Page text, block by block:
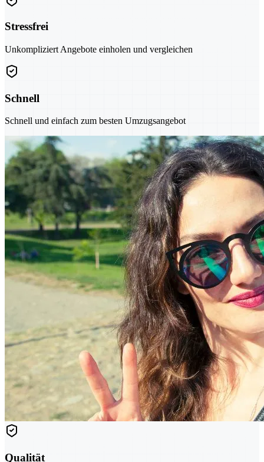
Stressfrei
Unkompliziert Angebote einholen und vergleichen
Schnell
Schnell und einfach zum besten Umzugsangebot
Qualität